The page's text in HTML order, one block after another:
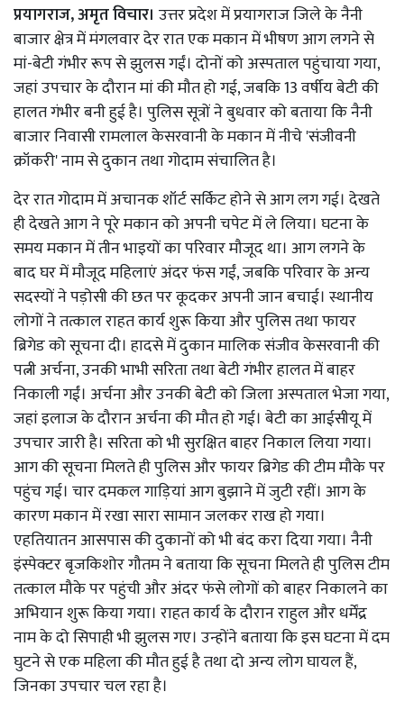
प्रयागराज, अमृत विचार। उत्तर प्रदेश में प्रयागराज जिले के नैनी
बाजार क्षेत्र में मंगलवार देर रात एक मकान में भीषण आग लगने से
मां-बेटी गंभीर रूप से झुलस गईं। दोनों को अस्पताल पहुंचाया गया,
जहां उपचार के दौरान मां की मौत हो गई, जबकि 13 वर्षीय बेटी की
हालत गंभीर बनी हुई है। पुलिस सूत्रों ने बुधवार को बताया कि नैनी
बाजार निवासी रामलाल केसरवानी के मकान में नीचे 'संजीवनी
क्रॉकरी' नाम से दुकान तथा गोदाम संचालित है।
देर रात गोदाम में अचानक शॉर्ट सर्किट होने से आग लग गई। देखते
ही देखते आग ने पूरे मकान को अपनी चपेट में ले लिया। घटना के
समय मकान में तीन भाइयों का परिवार मौजूद था। आग लगने के
बाद घर में मौजूद महिलाएं अंदर फंस गईं, जबकि परिवार के अन्य
सदस्यों ने पड़ोसी की छत पर कूदकर अपनी जान बचाई। स्थानीय
लोगों ने तत्काल राहत कार्य शुरू किया और पुलिस तथा फायर
ब्रिगेड को सूचना दी। हादसे में दुकान मालिक संजीव केसरवानी की
पत्नी अर्चना, उनकी भाभी सरिता तथा बेटी गंभीर हालत में बाहर
निकाली गईं। अर्चना और उनकी बेटी को जिला अस्पताल भेजा गया,
जहां इलाज के दौरान अर्चना की मौत हो गई। बेटी का आईसीयू में
उपचार जारी है। सरिता को भी सुरक्षित बाहर निकाल लिया गया।
आग की सूचना मिलते ही पुलिस और फायर ब्रिगेड की टीम मौके पर
पहुंच गई। चार दमकल गाड़ियां आग बुझाने में जुटी रहीं। आग के
कारण मकान में रखा सारा सामान जलकर राख हो गया।
एहतियातन आसपास की दुकानों को भी बंद करा दिया गया। नैनी
इंस्पेक्टर बृजकिशोर गौतम ने बताया कि सूचना मिलते ही पुलिस टीम
तत्काल मौके पर पहुंची और अंदर फंसे लोगों को बाहर निकालने का
अभियान शुरू किया गया। राहत कार्य के दौरान राहुल और धर्मेंद्र
नाम के दो सिपाही भी झुलस गए। उन्होंने बताया कि इस घटना में दम
घुटने से एक महिला की मौत हुई है तथा दो अन्य लोग घायल हैं,
जिनका उपचार चल रहा है।